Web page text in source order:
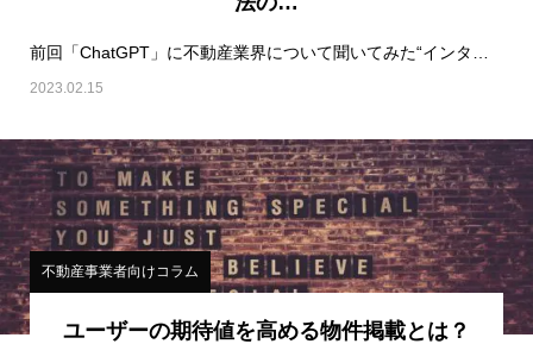
2023.02.15
不動産事業者向けコラム
ユーザーの期待値を高める物件掲載とは？